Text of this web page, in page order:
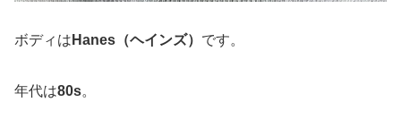
ボディは Hanes（ヘインズ） です。
年代は80s。